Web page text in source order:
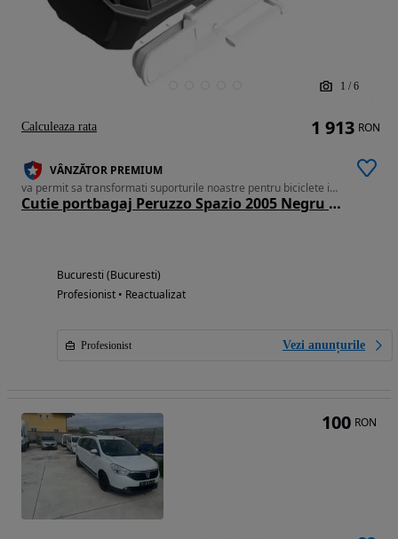
1 / 6
VÂNZĂTOR PREMIUM
Cutie portbagaj Peruzzo Spazio 2005 Negru Mat- cu fixare pe suporturi biciclete cu prindere pe carligul de remorcare, Noua_emitem Factura & Garantie,Pret Importator
va permit sa transformati suporturile noastre pentru biciclete intr-un suport practic pentru bagaje
Bucuresti (Bucuresti)
Profesionist • Reactualizat
Profesionist Vezi anunțurile
1 913 RON
Calculeaza rata
100 RON